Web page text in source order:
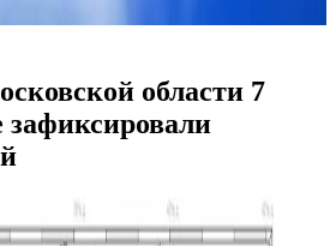
области 7
зафиксировали